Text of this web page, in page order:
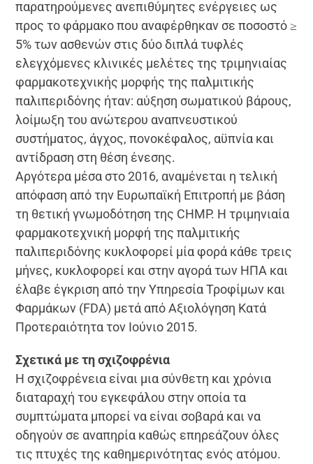
παρατηρούμενες ανεπιθύμητες ενέργειες ως
προς το φάρμακο που αναφέρθηκαν σε ποσοστό ≥
5% των ασθενών στις δύο διπλά τυφλές
ελεγχόμενες κλινικές μελέτες της τριμηνιαίας
φαρμακοτεχνικής μορφής της παλμιτικής
παλιπεριδόνης ήταν: αύξηση σωματικού βάρους,
λοίμωξη του ανώτερου αναπνευστικού
συστήματος, άγχος, πονοκέφαλος, αϋπνία και
αντίδραση στη θέση ένεσης.
Αργότερα μέσα στο 2016, αναμένεται η τελική
απόφαση από την Ευρωπαϊκή Επιτροπή με βάση
τη θετική γνωμοδότηση της CHMP. Η τριμηνιαία
φαρμακοτεχνική μορφή της παλμιτικής
παλιπεριδόνης κυκλοφορεί μία φορά κάθε τρεις
μήνες, κυκλοφορεί και στην αγορά των ΗΠΑ και
έλαβε έγκριση από την Υπηρεσία Τροφίμων και
Φαρμάκων (FDA) μετά από Αξιολόγηση Κατά
Προτεραιότητα τον Ιούνιο 2015.
Σχετικά με τη σχιζοφρένια
Η σχιζοφρένεια είναι μια σύνθετη και χρόνια
διαταραχή του εγκεφάλου στην οποία τα
συμπτώματα μπορεί να είναι σοβαρά και να
οδηγούν σε αναπηρία καθώς επηρεάζουν όλες
τις πτυχές της καθημερινότητας ενός ατόμου.